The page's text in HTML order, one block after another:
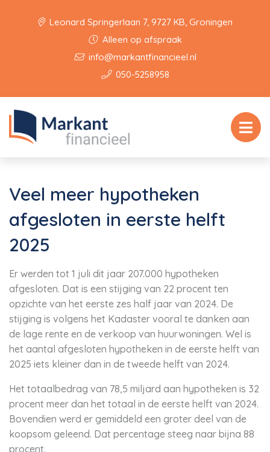
Leonard Springerlaan 7, 9727 KB, Groningen
Alleen op afspraak
info@markantfinancieel.nl
050-5258958
Veel meer hypotheken
afgesloten in eerste helft
2025
Er werden tot 1 juli dit jaar 207.000 hypotheken
afgesloten. Dat is een stijging van 22 procent ten
opzichte van het eerste zes half jaar van 2024. De
stijging is volgens het Kadaster vooral te danken aan
de lage rente en de verkoop van huurwoningen. Wel is
het aantal afgesloten hypotheken in de eerste helft van
2025 iets kleiner dan in de tweede helft van 2024.
Het totaalbedrag van 78,5 miljard aan hypotheken is 32
procent meer dan het totaal in de eerste helft van 2024.
Bovendien werd er gemiddeld een groter deel van de
koopsom geleend. Dat percentage steeg naar bijna 88
procent.